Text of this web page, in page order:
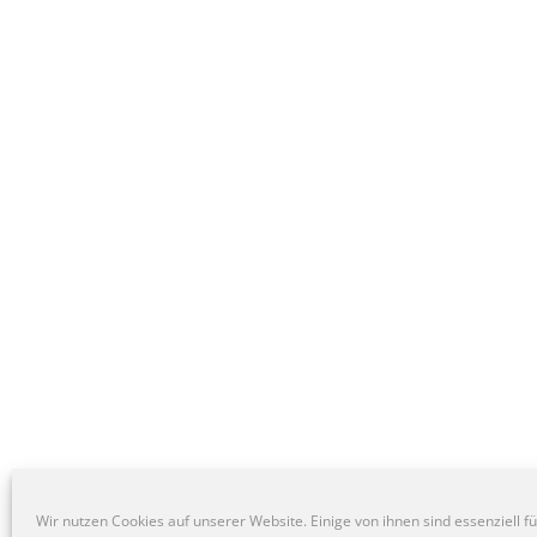
Wir nutzen Cookies auf unserer Website. Einige von ihnen sind essenziell